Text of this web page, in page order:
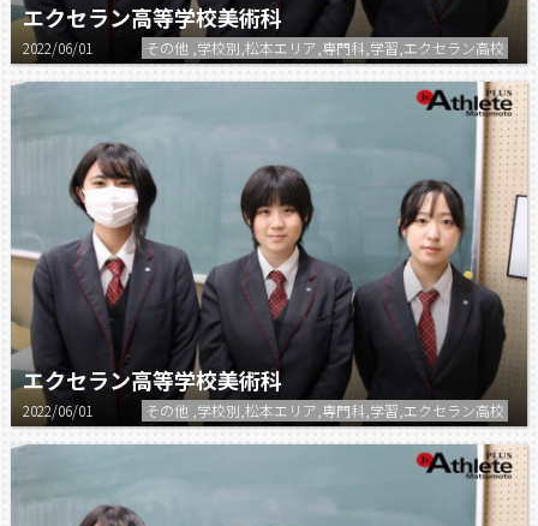
エクセラン高等学校美術科
2022/06/01 その他 ,学校別,松本エリア,専門科,学習,エクセラン高校
エクセラン高等学校美術科
2022/06/01 その他 ,学校別,松本エリア,専門科,学習,エクセラン高校